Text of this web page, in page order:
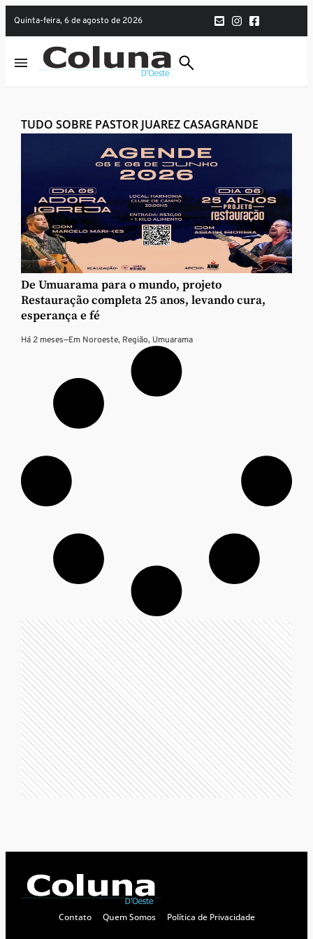
quinta-feira, 6 de agosto de 2026
TUDO SOBRE PASTOR JUAREZ CASAGRANDE
De Umuarama para o mundo, projeto
Restauração completa 25 anos, levando cura,
esperança e fé
Há 2 meses—Em Noroeste, Região, Umuarama
Contato Quem Somos Política de Privacidade